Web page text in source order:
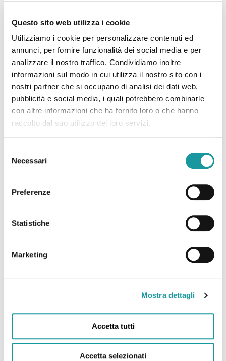
Questo sito web utilizza i cookie
Utilizziamo i cookie per personalizzare contenuti ed
annunci, per fornire funzionalità dei social media e per
analizzare il nostro traffico. Condividiamo inoltre
informazioni sul modo in cui utilizza il nostro sito con i
nostri partner che si occupano di analisi dei dati web,
pubblicità e social media, i quali potrebbero combinarle
con altre informazioni che ha fornito loro o che hanno
raccolto dal suo utilizzo dei loro servizi.
delNecessari
Preferenze
Statistiche
Marketing
Mostra dettagli
Accetta tutti
Accetta selezionati
Diritto alla salute e drepanocitosi: da Bologna parte la